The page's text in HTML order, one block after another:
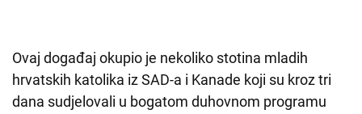
Ovaj događaj okupio je nekoliko stotina mladih
hrvatskih katolika iz SAD-a i Kanade koji su kroz tri
dana sudjelovali u bogatom duhovnom programu